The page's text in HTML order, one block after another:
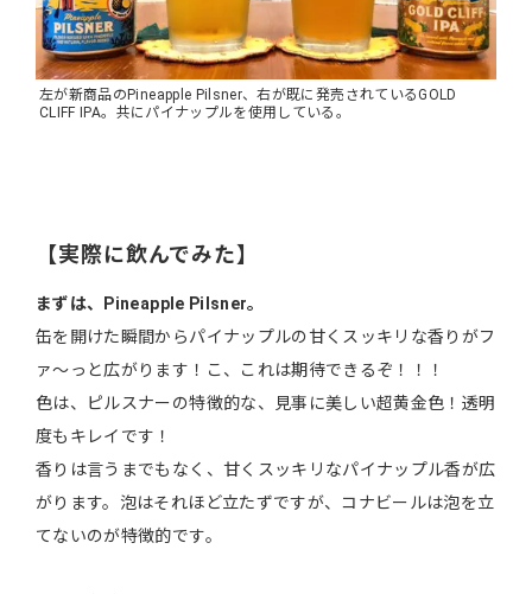
左が新商品のPineapple Pilsner、右が既に発売されているGOLD
CLIFF IPA。共にパイナップルを使用している。
【実際に飲んでみた】
まずは、Pineapple Pilsner。
缶を開けた瞬間からパイナップルの甘くスッキリな香りがフ
ァ～っと広がります！こ、これは期待できるぞ！！！
色は、ピルスナーの特徴的な、見事に美しい超黄金色！透明
度もキレイです！
香りは言うまでもなく、甘くスッキリなパイナップル香が広
がります。泡はそれほど立たずですが、コナビールは泡を立
てないのが特徴的です。